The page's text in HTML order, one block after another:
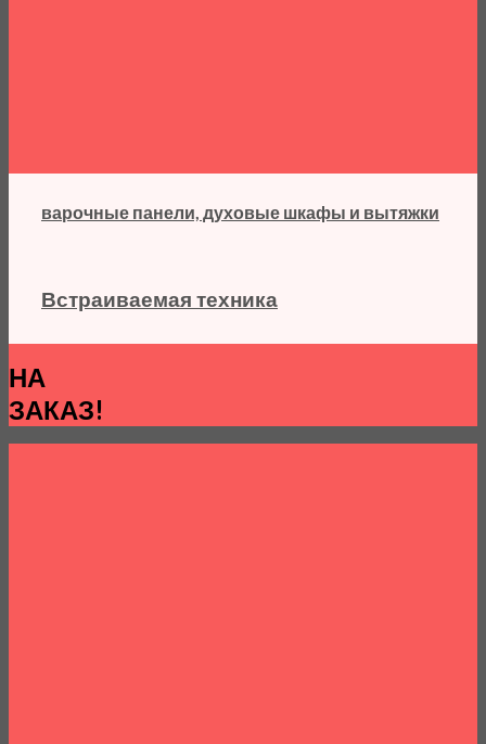
варочные панели, духовые шкафы и вытяжки
Встраиваемая техника
НА
ЗАКАЗ!